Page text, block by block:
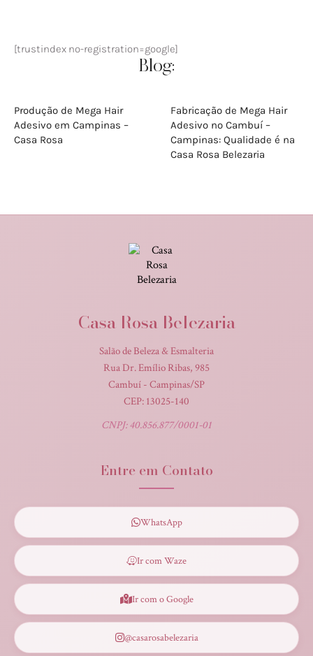
[trustindex no-registration=google]
Blog:
Produção de Mega Hair
Adesivo em Campinas –
Casa Rosa
Fabricação de Mega Hair
Adesivo no Cambuí –
Campinas: Qualidade é na
Casa Rosa Belezaria
Casa Rosa Belezaria
Salão de Beleza & Esmalteria
Rua Dr. Emílio Ribas, 985
Cambuí - Campinas/SP
CEP: 13025-140
CNPJ: 40.856.877/0001-01
Entre em Contato
WhatsApp
Ir com Waze
Ir com o Google
@casarosabelezaria